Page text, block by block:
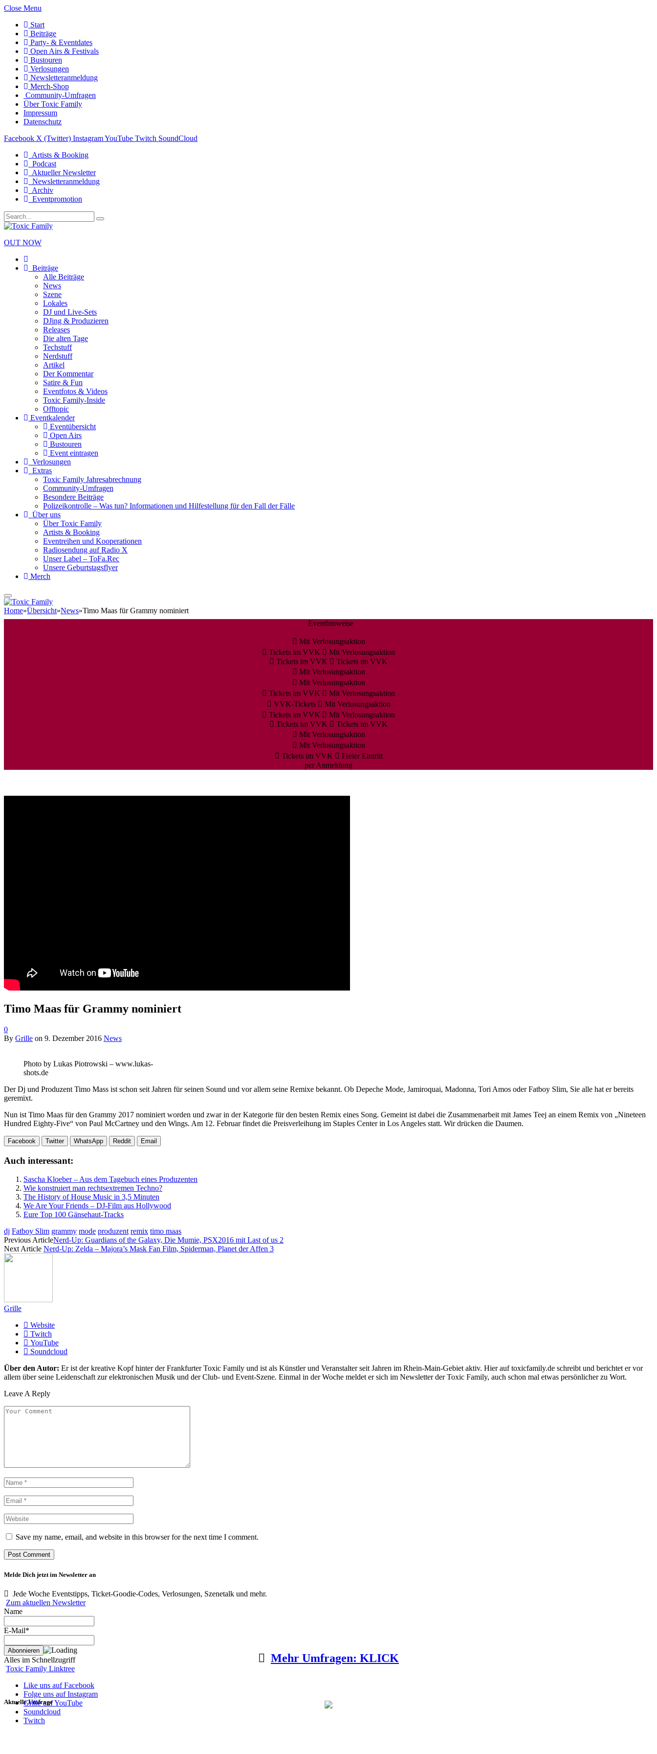
Close Menu
Start
Beiträge
Party- & Eventdates
Open Airs & Festivals
Bustouren
Verlosungen
Newsletteranmeldung
Merch-Shop
Community-Umfragen
Über Toxic Family
Impressum
Datenschutz
Facebook X (Twitter) InstagramYouTube Twitch SoundCloud
Artists & Booking
Podcast
Aktueller Newsletter
Newsletteranmeldung
Archiv
Eventpromotion
OUT NOW
Beiträge
Alle Beiträge
News
Szene
Lokales
DJ und Live-Sets
DJing & Produzieren
Releases
Die alten Tage
Techstuff
Nerdstuff
Artikel
Der Kommentar
Satire & Fun
Eventfotos & Videos
Toxic Family-Inside
Offtopic
Eventkalender
Eventübersicht
Open Airs
Bustouren
Event eintragen
Verlosungen
Extras
Toxic Family Jahresabrechnung
Community-Umfragen
Besondere Beiträge
Polizeikontrolle – Was tun? Informationen und Hilfestellung für den Fall der Fälle
Über uns
Über Toxic Family
Artists & Booking
Eventreihen und Kooperationen
Radiosendung auf Radio X
Unser Label – ToFa.Rec
Unsere Geburtstagsflyer
Merch
Home»Übersicht»News»Timo Maas für Grammy nominiert
Eventhinweise
Mit Verlosungsaktion
Tickets im VVK
Mit Verlosungsaktion
Tickets im VVK
Tickets im VVK
Mit Verlosungsaktion
Mit Verlosungsaktion
Tickets im VVK
Mit Verlosungsaktion
VVK-Tickets
Mit Verlosungsaktion
Tickets im VVK
Mit Verlosungsaktion
Tickets im VVK
Tickets im VVK
Mit Verlosungsaktion
Mit Verlosungsaktion
Tickets im VVK
Freier Eintritt
per Anmeldung
Timo Maas für Grammy nominiert
0
By Grille on 9. Dezember 2016 News
Photo by Lukas Piotrowski – www.lukas-
shots.de
Der Dj und Produzent Timo Mass ist schon seit Jahren für seinen Sound und vor allem seine Remixe bekannt. Ob Depeche Mode, Jamiroquai, Madonna, Tori Amos oder Fatboy Slim, Sie alle hat er bereits
geremixt.
Nun ist Timo Maas für den Grammy 2017 nominiert worden und zwar in der Kategorie für den besten Remix eines Song. Gemeint ist dabei die Zusammenarbeit mit James Teej an einem Remix von „Nineteen
Hundred Eighty-Five“ von Paul McCartney und den Wings. Am 12. Februar findet die Preisverleihung im Staples Center in Los Angeles statt. Wir drücken die Daumen.
Facebook Twitter WhatsApp Reddit Email
Auch interessant:
Sascha Kloeber – Aus dem Tagebuch eines Produzenten
Wie konstruiert man rechtsextremen Techno?
The History of House Music in 3,5 Minuten
We Are Your Friends – DJ-Film aus Hollywood
Eure Top 100 Gänsehaut-Tracks
dj Fatboy Slim grammy mode produzent remix timo maas
Previous ArticleNerd-Up: Guardians of the Galaxy, Die Mumie, PSX2016 mit Last of us 2
Next Article Nerd-Up: Zelda – Majora’s Mask Fan Film, Spiderman, Planet der Affen 3
Grille
Website
Twitch
YouTube
Soundcloud
Über den Autor: Er ist der kreative Kopf hinter der Frankfurter Toxic Family und ist als Künstler und Veranstalter seit Jahren im Rhein-Main-Gebiet aktiv. Hier auf toxicfamily.de schreibt und berichtet er vor
allem über seine Leidenschaft zur elektronischen Musik und der Club- und Event-Szene. Einmal in der Woche meldet er sich im Newsletter der Toxic Family, auch schon mal etwas persönlicher zu Wort.
Leave A Reply
Save my name, email, and website in this browser for the next time I comment.
Melde Dich jetzt im Newsletter an
Jede Woche Eventstipps, Ticket-Goodie-Codes, Verlosungen, Szenetalk und mehr.
Zum aktuellen Newsletter
Name
E-Mail*
Alles im Schnellzugriff
Toxic Family Linktree
Like uns auf Facebook
Folge uns auf Instagram
Grille auf YouTube
Soundcloud
Twitch
Aktuelle Umfrage
Mehr Umfragen: KLICK